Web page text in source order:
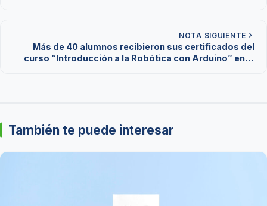
NOTA SIGUIENTE
Más de 40 alumnos recibieron sus certificados del
curso “Introducción a la Robótica con Arduino” en el
También te puede interesar